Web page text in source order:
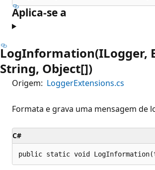
Aplica-se a
LogInformation(ILogger,
String, Object[])
Origem: LoggerExtensions.cs
Formata e grava uma mensagem de
C#
public static void